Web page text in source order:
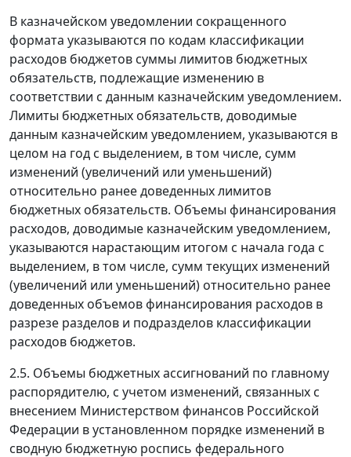
В казначейском уведомлении сокращенного
формата указываются по кодам классификации
расходов бюджетов суммы лимитов бюджетных
обязательств, подлежащие изменению в
соответствии с данным казначейским уведомлением.
Лимиты бюджетных обязательств, доводимые
данным казначейским уведомлением, указываются в
целом на год с выделением, в том числе, сумм
изменений (увеличений или уменьшений)
относительно ранее доведенных лимитов
бюджетных обязательств. Объемы финансирования
расходов, доводимые казначейским уведомлением,
указываются нарастающим итогом с начала года с
выделением, в том числе, сумм текущих изменений
(увеличений или уменьшений) относительно ранее
доведенных объемов финансирования расходов в
разрезе разделов и подразделов классификации
расходов бюджетов.
2.5. Объемы бюджетных ассигнований по главному
распорядителю, с учетом изменений, связанных с
внесением Министерством финансов Российской
Федерации в установленном порядке изменений в
сводную бюджетную роспись федерального